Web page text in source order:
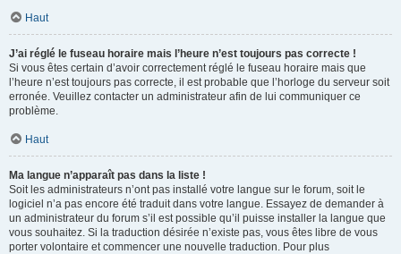
Haut
J’ai réglé le fuseau horaire mais l’heure n’est toujours pas correcte !
Si vous êtes certain d’avoir correctement réglé le fuseau horaire mais que
l’heure n’est toujours pas correcte, il est probable que l’horloge du serveur soit
erronée. Veuillez contacter un administrateur afin de lui communiquer ce
problème.
Haut
Ma langue n’apparaît pas dans la liste !
Soit les administrateurs n’ont pas installé votre langue sur le forum, soit le
logiciel n’a pas encore été traduit dans votre langue. Essayez de demander à
un administrateur du forum s’il est possible qu’il puisse installer la langue que
vous souhaitez. Si la traduction désirée n’existe pas, vous êtes libre de vous
porter volontaire et commencer une nouvelle traduction. Pour plus